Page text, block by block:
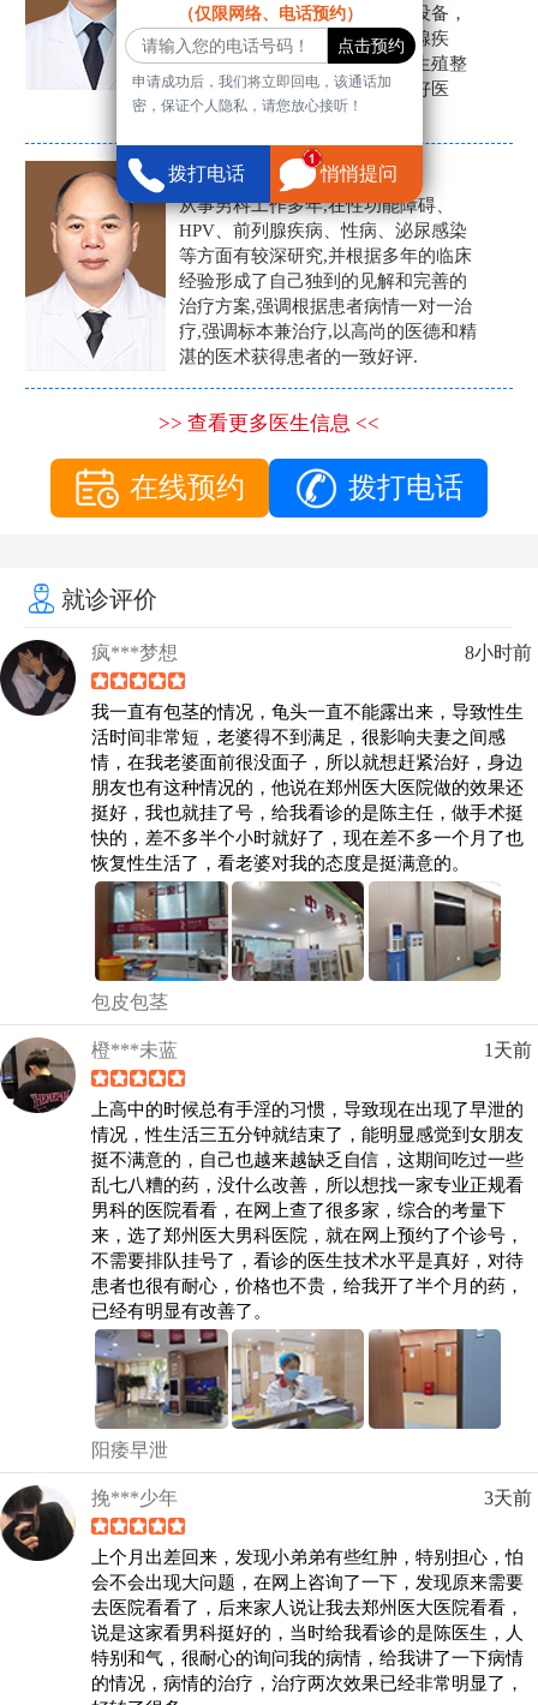
运用国内外先进的医学技术和设备，
科学诊疗各类阳痿早泄、前列腺疾
病、射精障碍、性病、HPV、生殖整
形等疾病，是患者非常信赖的好医
生。
张营富
男科主任
从事男科工作多年,在性功能障碍、
HPV、前列腺疾病、性病、泌尿感染
等方面有较深研究,并根据多年的临床
经验形成了自己独到的见解和完善的
治疗方案,强调根据患者病情一对一治
疗,强调标本兼治疗,以高尚的医德和精
湛的医术获得患者的一致好评.
>> 查看更多医生信息 <<
在线预约 拨打电话
就诊评价
疯***梦想 8小时前
我一直有包茎的情况，龟头一直不能露出来，导致性生
活时间非常短，老婆得不到满足，很影响夫妻之间感
情，在我老婆面前很没面子，所以就想赶紧治好，身边
朋友也有这种情况的，他说在郑州医大医院做的效果还
挺好，我也就挂了号，给我看诊的是陈主任，做手术挺
快的，差不多半个小时就好了，现在差不多一个月了也
恢复性生活了，看老婆对我的态度是挺满意的。
包皮包茎
橙***未蓝 1天前
上高中的时候总有手淫的习惯，导致现在出现了早泄的
情况，性生活三五分钟就结束了，能明显感觉到女朋友
挺不满意的，自己也越来越缺乏自信，这期间吃过一些
乱七八糟的药，没什么改善，所以想找一家专业正规看
男科的医院看看，在网上查了很多家，综合的考量下
来，选了郑州医大男科医院，就在网上预约了个诊号，
不需要排队挂号了，看诊的医生技术水平是真好，对待
患者也很有耐心，价格也不贵，给我开了半个月的药，
已经有明显有改善了。
阳痿早泄
挽***少年 3天前
上个月出差回来，发现小弟弟有些红肿，特别担心，怕
会不会出现大问题，在网上咨询了一下，发现原来需要
去医院看看了，后来家人说让我去郑州医大医院看看，
说是这家看男科挺好的，当时给我看诊的是陈医生，人
特别和气，很耐心的询问我的病情，给我讲了一下病情
的情况，病情的治疗，治疗两次效果已经非常明显了，
（仅限网络、电话预约）
申请成功后，我们将立即回电，该通话加
密，保证个人隐私，请您放心接听！
拨打电话 悄悄提问